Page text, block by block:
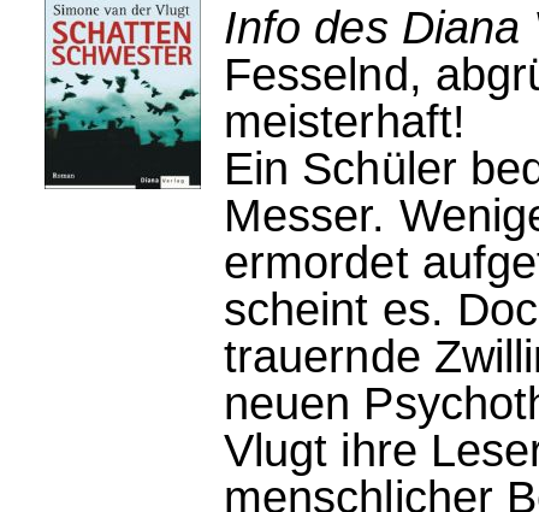
Info des Diana
Fesselnd,
meisterhaft!
Ein Schüler
Messer.
ermordet
scheint es.
trauernde
neuen
Vlugt ihre
menschlicher